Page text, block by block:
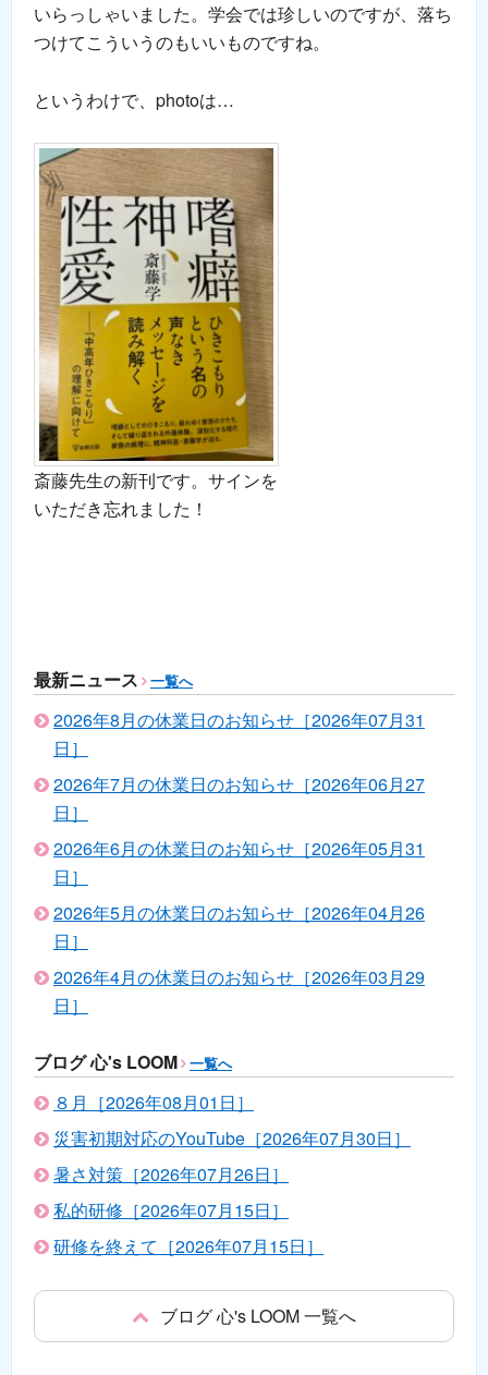
いらっしゃいました。学会では珍しいのですが、落ち
つけてこういうのもいいものですね。
というわけで、photoは…
斎藤先生の新刊です。サインを
いただき忘れました！
最新ニュース 一覧へ
2026年8月の休業日のお知らせ［2026年07月31
日］
2026年7月の休業日のお知らせ［2026年06月27
日］
2026年6月の休業日のお知らせ［2026年05月31
日］
2026年5月の休業日のお知らせ［2026年04月26
日］
2026年4月の休業日のお知らせ［2026年03月29
日］
ブログ 心's LOOM 一覧へ
８月［2026年08月01日］
災害初期対応のYouTube［2026年07月30日］
暑さ対策［2026年07月26日］
私的研修［2026年07月15日］
研修を終えて［2026年07月15日］
ブログ 心's LOOM 一覧へ